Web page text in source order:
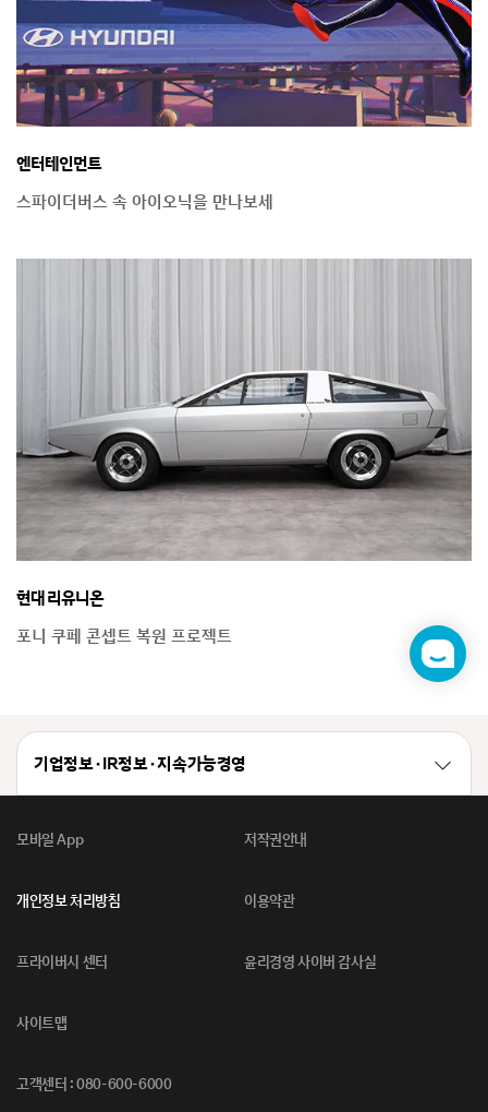
엔터테인먼트
스파이더버스 속 아이오닉을 만나보세
현대 리유니온
포니 쿠페 콘셉트 복원 프로젝트
챗
봇
기업정보 · IR정보 · 지속가능경영
모바일 App 저작권안내
개인정보 처리방침 이용약관
프라이버시 센터 윤리경영 사이버 감사실
사이트맵
고객센터 : 080-600-6000